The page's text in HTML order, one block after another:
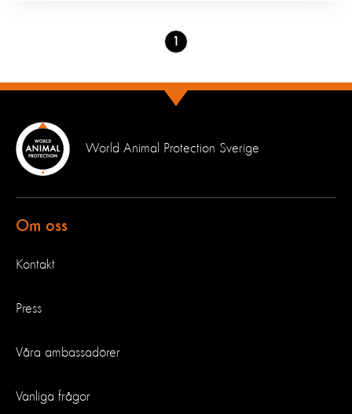
Go
to
1
World Animal Protection Sverige
Om oss
Kontakt
Press
Våra ambassadörer
Vanliga frågor